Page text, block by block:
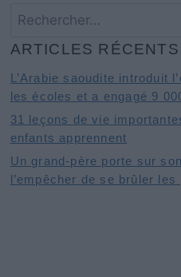
Rechercher :
ARTICLES RÉCENTS
L’Arabie saoudite introduit
les écoles et a engagé 9
31 leçons de vie
enfants apprennent
Un grand-père porte sur
l’empêcher de se brûler